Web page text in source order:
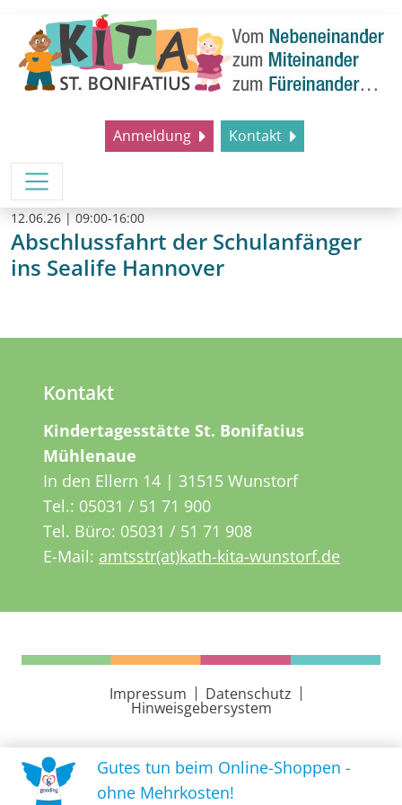
Anmeldung Kontakt
12.06.26 | 09:00-16:00
Abschlussfahrt der Schulanfänger
ins Sealife Hannover
Kontakt
Kindertagesstätte St. Bonifatius
Mühlenaue
In den Ellern 14 | 31515 Wunstorf
Tel.: 05031 / 51 71 900
Tel. Büro: 05031 / 51 71 908
E-Mail: amtsstr(at)kath-kita-wunstorf.de
Impressum Datenschutz
Hinweisgebersystem
Gutes tun beim Online-Shoppen -
ohne Mehrkosten!